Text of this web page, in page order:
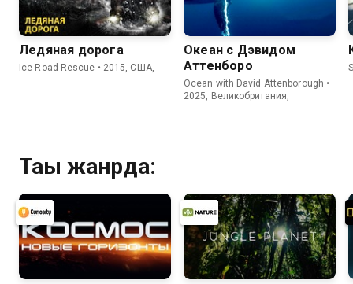
Ледяная дорога
Ice Road Rescue • 2015, США,
Океан с Дэвидом
Аттенборо
Ocean with David Attenborough •
2025, Великобритания,
Тағы жанрда: